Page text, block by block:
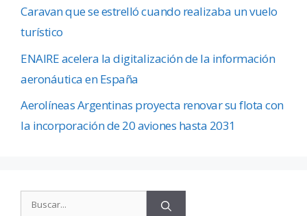
Caravan que se estrelló cuando realizaba un vuelo
turístico
ENAIRE acelera la digitalización de la información
aeronáutica en España
Aerolíneas Argentinas proyecta renovar su flota con
la incorporación de 20 aviones hasta 2031